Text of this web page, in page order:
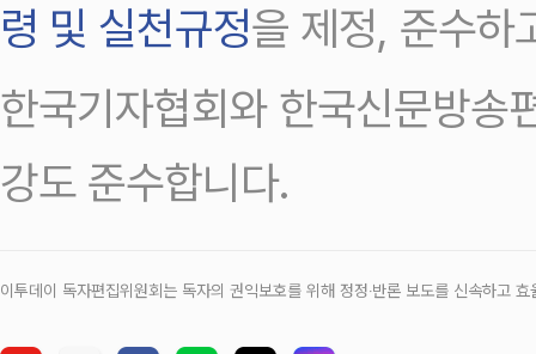
령 및 실천규정을 제정, 준수하
한국기자협회와 한국신문방송
강도 준수합니다.
이투데이 독자편집위원회는 독자의 권익보호를 위해 정정‧반론 보도를 신속하고